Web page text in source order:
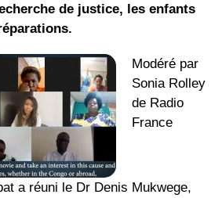
de justice, les enfants
Modéré par
Sonia Rolley
de Radio
France
a réuni le Dr Denis Mukwege,